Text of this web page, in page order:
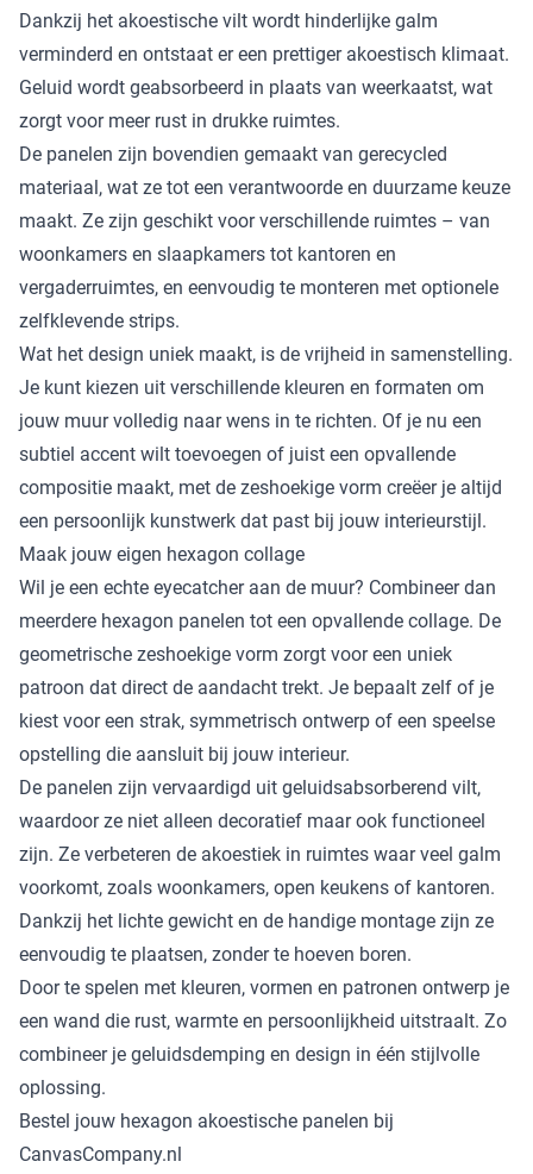
Dankzij het akoestische vilt wordt hinderlijke galm
verminderd en ontstaat er een prettiger akoestisch klimaat.
Geluid wordt geabsorbeerd in plaats van weerkaatst, wat
zorgt voor meer rust in drukke ruimtes.
De panelen zijn bovendien gemaakt van gerecycled
materiaal, wat ze tot een verantwoorde en duurzame keuze
maakt. Ze zijn geschikt voor verschillende ruimtes – van
woonkamers en slaapkamers tot kantoren en
vergaderruimtes, en eenvoudig te monteren met optionele
zelfklevende strips.
Wat het design uniek maakt, is de vrijheid in samenstelling.
Je kunt kiezen uit verschillende kleuren en formaten om
jouw muur volledig naar wens in te richten. Of je nu een
subtiel accent wilt toevoegen of juist een opvallende
compositie maakt, met de zeshoekige vorm creëer je altijd
een persoonlijk kunstwerk dat past bij jouw interieurstijl.
Maak jouw eigen hexagon collage
Wil je een echte eyecatcher aan de muur? Combineer dan
meerdere hexagon panelen tot een opvallende collage. De
geometrische zeshoekige vorm zorgt voor een uniek
patroon dat direct de aandacht trekt. Je bepaalt zelf of je
kiest voor een strak, symmetrisch ontwerp of een speelse
opstelling die aansluit bij jouw interieur.
De panelen zijn vervaardigd uit geluidsabsorberend vilt,
waardoor ze niet alleen decoratief maar ook functioneel
zijn. Ze verbeteren de akoestiek in ruimtes waar veel galm
voorkomt, zoals woonkamers, open keukens of kantoren.
Dankzij het lichte gewicht en de handige montage zijn ze
eenvoudig te plaatsen, zonder te hoeven boren.
Door te spelen met kleuren, vormen en patronen ontwerp je
een wand die rust, warmte en persoonlijkheid uitstraalt. Zo
combineer je geluidsdemping en design in één stijlvolle
oplossing.
Bestel jouw hexagon akoestische panelen bij
CanvasCompany.nl